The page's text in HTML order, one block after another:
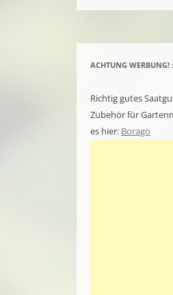
ACHTUNG WERBUNG!
Richtig gutes
Zubehör für
es hier: Borago